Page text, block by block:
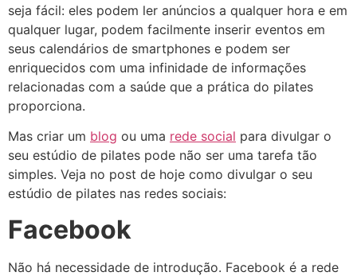
seja fácil: eles podem ler anúncios a qualquer hora e em
qualquer lugar, podem facilmente inserir eventos em
seus calendários de smartphones e podem ser
enriquecidos com uma infinidade de informações
relacionadas com a saúde que a prática do pilates
proporciona.
Mas criar um blog ou uma rede social para divulgar o
seu estúdio de pilates pode não ser uma tarefa tão
simples. Veja no post de hoje como divulgar o seu
estúdio de pilates nas redes sociais:
Facebook
Não há necessidade de introdução. Facebook é a rede